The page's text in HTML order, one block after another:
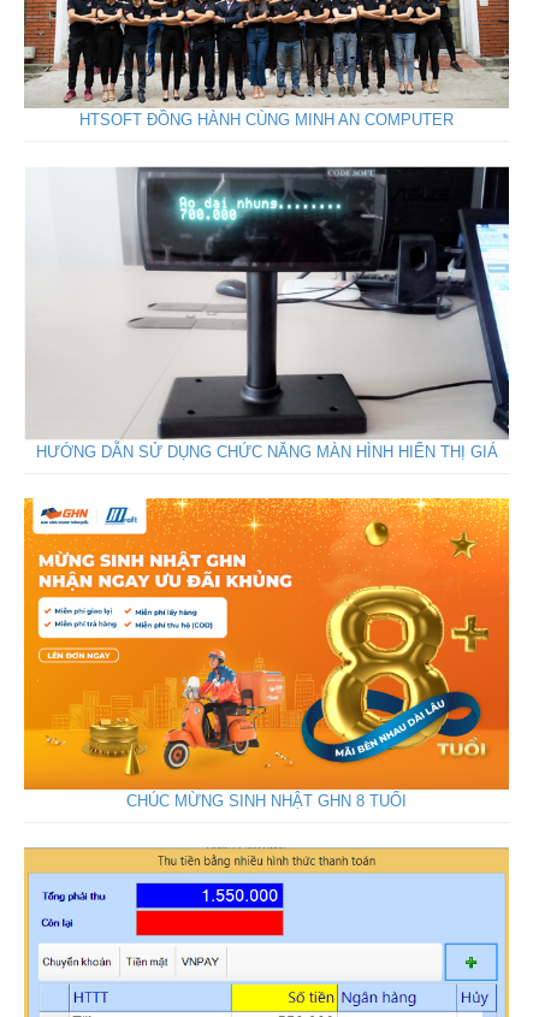
HTSOFT ĐỒNG HÀNH CÙNG MINH AN COMPUTER
HƯỚNG DẪN SỬ DỤNG CHỨC NĂNG MÀN HÌNH HIỂN THỊ GIÁ
CHÚC MỪNG SINH NHẬT GHN 8 TUỔI